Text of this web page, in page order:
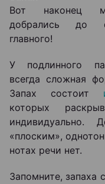
Вот наконец
добрались до
главного!
У подлинного
всегда сложная
Запах состоит
которых
индивидуально.
«плоским»,
нотах речи нет.
Запомните, запаха